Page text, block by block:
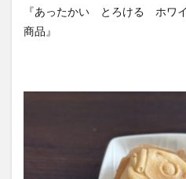
『あったかい とろける ホワ
商品』